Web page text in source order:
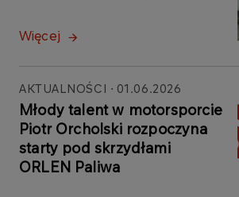
Więcej
AKTUALNOŚCI 01.06.2026
Młody talent w motorsporcie
Piotr Orcholski rozpoczyna
starty pod skrzydłami
ORLEN Paliwa